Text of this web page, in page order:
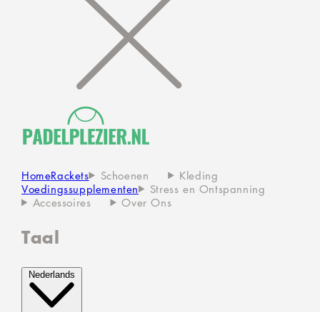
HomeRackets Schoenen
Kleding
Voedingssupplementen
Stress en Ontspanning
Accessoires
Over Ons
Taal
Nederlands